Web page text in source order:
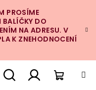
PROSÍME
BALÍČKY DO
NA ADRESU. V
K ZNEHODNOCENÍ